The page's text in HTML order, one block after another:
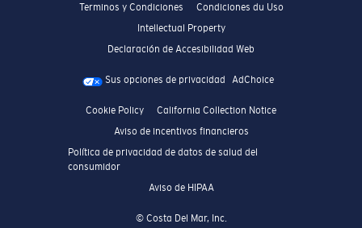
Terminos y Condiciones
Condiciones du Uso
Intellectual Property
Declaración de Accesibilidad Web
Sus opciones de privacidad AdChoice
Cookie Policy
California Collection Notice
Aviso de incentivos financieros
Política de privacidad de datos de salud del
consumidor
Aviso de HIPAA
© Costa Del Mar, Inc.